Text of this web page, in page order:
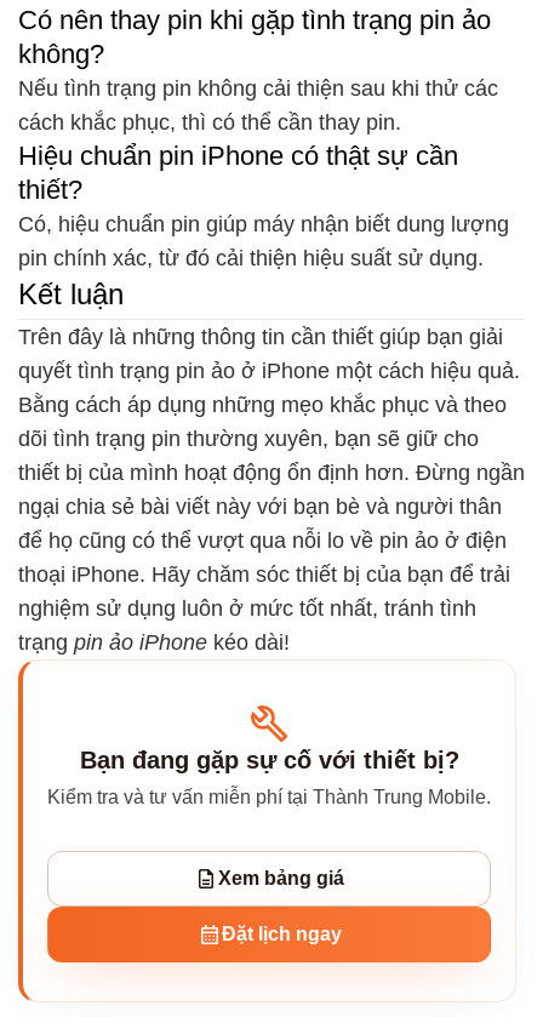
Có nên thay pin khi gặp tình trạng pin ảo
không?
Nếu tình trạng pin không cải thiện sau khi thử các
cách khắc phục, thì có thể cần thay pin.
Hiệu chuẩn pin iPhone có thật sự cần
thiết?
Có, hiệu chuẩn pin giúp máy nhận biết dung lượng
pin chính xác, từ đó cải thiện hiệu suất sử dụng.
Kết luận
Trên đây là những thông tin cần thiết giúp bạn giải
quyết tình trạng pin ảo ở iPhone một cách hiệu quả.
Bằng cách áp dụng những mẹo khắc phục và theo
dõi tình trạng pin thường xuyên, bạn sẽ giữ cho
thiết bị của mình hoạt động ổn định hơn. Đừng ngần
ngại chia sẻ bài viết này với bạn bè và người thân
để họ cũng có thể vượt qua nỗi lo về pin ảo ở điện
thoại iPhone. Hãy chăm sóc thiết bị của bạn để trải
nghiệm sử dụng luôn ở mức tốt nhất, tránh tình
trạng pin ảo iPhone kéo dài!
Bạn đang gặp sự cố với thiết bị?
Kiểm tra và tư vấn miễn phí tại Thành Trung Mobile.
Xem bảng giá
Đặt lịch ngay